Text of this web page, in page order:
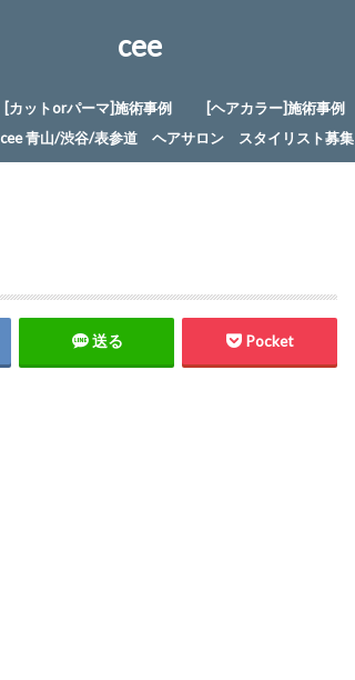
cee
[カットorパーマ]施術事例
[ヘアカラー]施術事例
cee 青山/渋谷/表参道 ヘアサロン スタイリスト募集
送る Pocket